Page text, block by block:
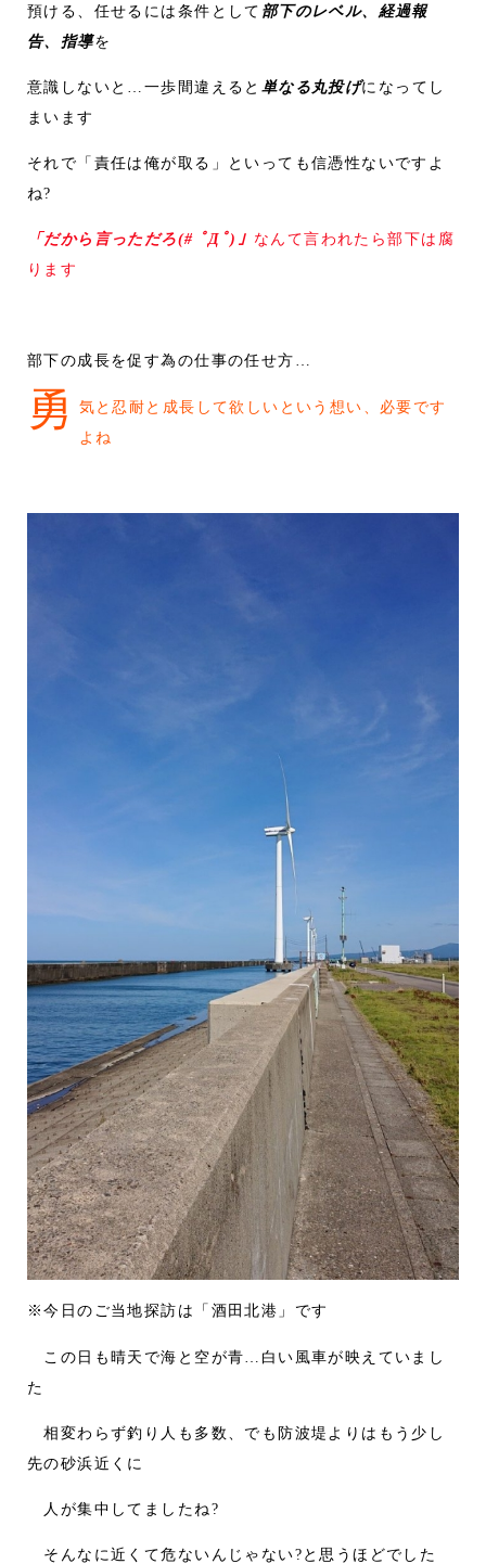
預ける、任せるには条件として 部下のレベル、経過報
告、指導を
意識しないと…一歩間違えると 単なる丸投げになってし
まいます
それで「責任は俺が取る」といっても信憑性ないですよ
ね?
「だから言っただろ(# ﾟДﾟ)」 なんて言われたら部下は腐
ります
部下の成長を促す為の仕事の任せ方…
勇
気と忍耐と成長して欲しいという想い、必要です
よね
※今日のご当地探訪は「酒田北港」です
この日も晴天で海と空が青…白い風車が映えていまし
た
相変わらず釣り人も多数、でも防波堤よりはもう少し
先の砂浜近くに
人が集中してましたね?
そんなに近くて危ないんじゃない?と思うほどでした